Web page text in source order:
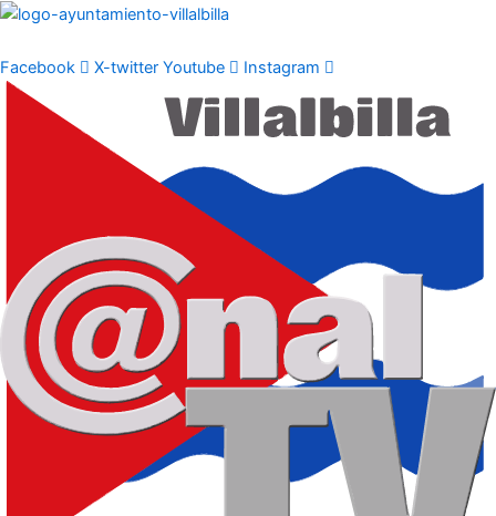
Ir
contenido
Facebook X-twitter Youtube Instagram